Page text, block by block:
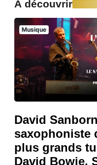
À découvrir
Musique
David
saxophoniste
plus grands
David Bowie,